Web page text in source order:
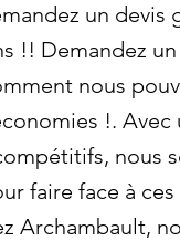
un devis
!! Demandez
nous
!. Avec
nous
faire face à
Archambault,